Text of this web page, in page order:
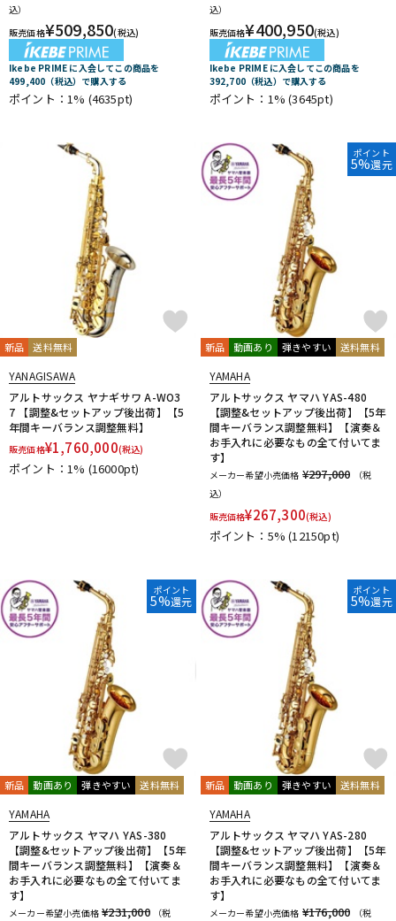
込）
販売価格¥509,850(税込)
Ikebe PRIME に入会してこの商品を
499,400（税込）で購入する
ポイント：1% (4635pt)
込）
販売価格¥400,950(税込)
Ikebe PRIME に入会してこの商品を
392,700（税込）で購入する
ポイント：1%(3645pt)
新品 送料無料
YANAGISAWA
アルトサックス ヤナギサワ A-WO3
7 【調整&セットアップ後出荷】【5
年間キーバランス調整無料】
販売価格¥1,760,000(税込)
ポイント：1% (16000pt)
ポイント
5%還元
新品 動画あり 弾きやすい 送料無料
YAMAHA
アルトサックス ヤマハ YAS-480
【調整&セットアップ後出荷】【5年
間キーバランス調整無料】【演奏＆
お手入れに必要なもの全て付いてま
す】
メーカー希望小売価格 ¥297,000
（税
込）
販売価格¥267,300(税込)
ポイント：5%(12150pt)
ポイント
5%還元
新品 動画あり 弾きやすい 送料無料
YAMAHA
アルトサックス ヤマハ YAS-380
【調整&セットアップ後出荷】【5年
間キーバランス調整無料】【演奏＆
お手入れに必要なもの全て付いてま
す】
メーカー希望小売価格 ¥231,000
（税
ポイント
5%還元
新品 動画あり 弾きやすい 送料無料
YAMAHA
アルトサックス ヤマハ YAS-280
【調整&セットアップ後出荷】【5年
間キーバランス調整無料】【演奏＆
お手入れに必要なもの全て付いてま
す】
メーカー希望小売価格 ¥176,000
（税